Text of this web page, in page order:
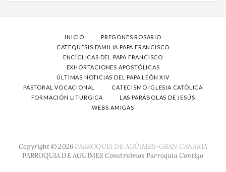
INICIO
PREGONES ROSARIO
CATEQUESIS FAMILIA PAPA FRANCISCO
ENCÍCLICAS DEL PAPA FRANCISCO
EXHORTACIONES APOSTÓLICAS
ÚLTIMAS NOTICIAS DEL PAPA LEÓN XIV
PASTORAL VOCACIONAL
CATECISMO IGLESIA CATÓLICA
FORMACIÓN LITURGICA
LAS PARÁBOLAS DE JESÚS
WEBS AMIGAS
Copyright ©2026 PARROQUIA DE AGÜIMES-GRAN CANARIA
PARROQUIA DE AGÜIMES Construimos Parroquia Contigo